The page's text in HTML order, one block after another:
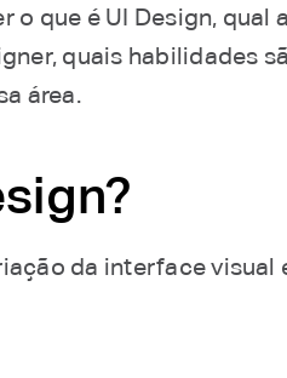
o que é UI Design, qual
quais habilidades
área.
da interface visual